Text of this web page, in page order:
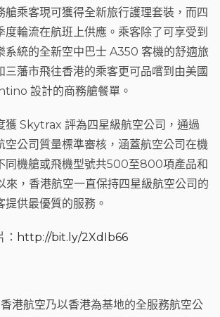
艙乘客現可獲得全新旅行護理套裝，而四
度輪流在航班上供應。乘客除了可享受到
系統的全新空中巴士 A350 客機的舒適旅
三藩市飛往香港的乘客更可品嚐到由美國
設計的商務艙餐單。
獲 Skytrax 評為四星級航空公司，通過
空公司質量標準審核，涵蓋航空公司在機
同機艙或飛機型號共500至800項產品和
來，香港航空一直保持四星級航空公司的
供最優質的服務。
http://bit.ly/2XdIb66
港航空乃以香港為基地的全服務航空公